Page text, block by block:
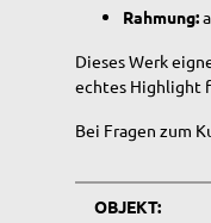
Rahmung:
Dieses Werk
echtes Highlight
Bei Fragen zum
Wert
OBJEKT: